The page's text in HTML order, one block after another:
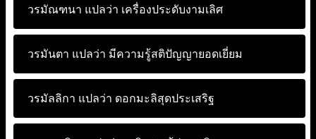
วรมัณฑนา แปลว่า เครื่องประดับงามเลิศ
วรมันตา แปลว่า มีความรู้สติปัญญายอดเยี่ยม
วรมัลลิกา แปลว่า ดอกมะลิสุดประเสริฐ